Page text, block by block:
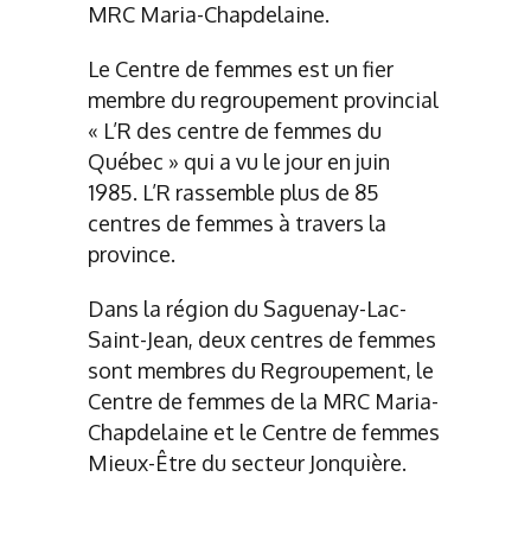
MRC Maria-Chapdelaine.
Le Centre de femmes est un fier
membre du regroupement provincial
« L’R des centre de femmes du
Québec » qui a vu le jour en juin
1985. L’R rassemble plus de 85
centres de femmes à travers la
province.
Dans la région du Saguenay-Lac-
Saint-Jean, deux centres de femmes
sont membres du Regroupement, le
Centre de femmes de la MRC Maria-
Chapdelaine et le Centre de femmes
Mieux-Être du secteur Jonquière.